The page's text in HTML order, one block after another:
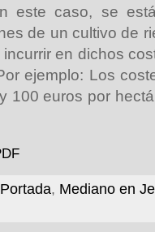
este caso, se
de un cultivo de
en dichos
ejemplo: Los
100 euros por
, Mediano en